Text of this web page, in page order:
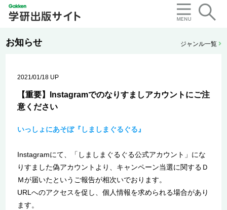
お知らせ ジャンル一覧
2021/01/18 UP
【重要】Instagramでのなりすましアカウントにご注
意ください
いっしょにあそぼ『しましまぐるぐる』
Instagramにて、「しましまぐるぐる公式アカウント」にな
りすました偽アカウントより、キャンペーン当選に関するＤ
Ｍが届いたというご報告が相次いでおります。
URLへのアクセスを促し、個人情報を求められる場合があり
ます。